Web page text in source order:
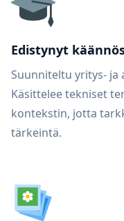
Edistynyt
Suunniteltu yritys- ja
Käsittelee tekniset
kontekstin, jotta
tärkeintä.